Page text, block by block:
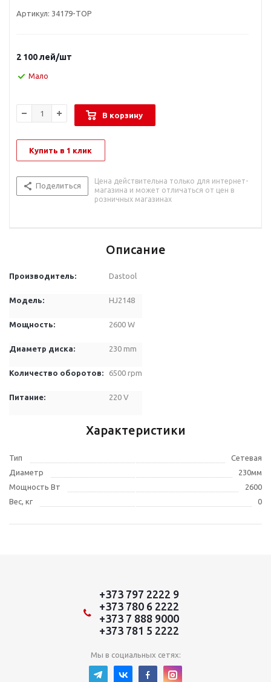
Артикул: 34179-TOP
2 100лей/шт
Мало
В корзину
Купить в 1 клик
Поделиться
Цена действительна только для интернет-
магазина и может отличаться от цен в
розничных магазинах
Описание
Производитель: Dastool
Модель: HJ2148
Мощность: 2600 W
Диаметр диска: 230 mm
Количество оборотов: 6500 rpm
Питание: 220 V
Характеристики
Тип
Сетевая
Диаметр
230мм
Мощность Вт
2600
Вес, кг
0
+373 797 2222 9
+373 780 6 2222
+373 7 888 9000
+373 781 5 2222
Мы в социальных сетях: